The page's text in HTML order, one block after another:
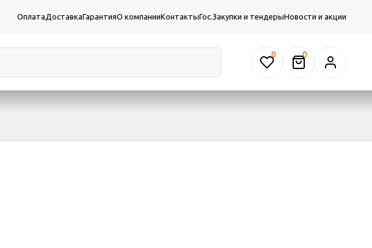
ОплатаДоставкаГарантияО компанииКонтактыГос.Закупки и тендерыНовости и акции
0